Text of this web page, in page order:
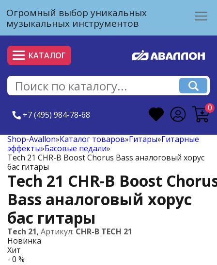
Огромный выбор уникальных
музыкальных инструментов
КАТАЛОГ
+7 (495) 984-78-68
0
Shop-Avallon»Каталог товаров»Гитары»Гитарные
эффекты»Басовые педали»
Tech 21 CHR-B Boost Chorus Bass аналоговый хорус
бас гитары
Tech 21 CHR-B Boost
Bass аналоговый хорус
бас гитары
Tech 21, Артикул:CHR-B TECH 21
Новинка
Хит
- 0 %